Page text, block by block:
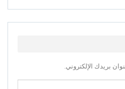
بريدك الإلكتروني.